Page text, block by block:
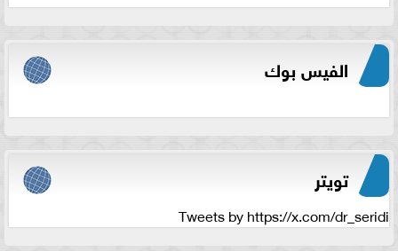
الفيس بوك
تويتر
Tweets by https://x.com/dr_seridi